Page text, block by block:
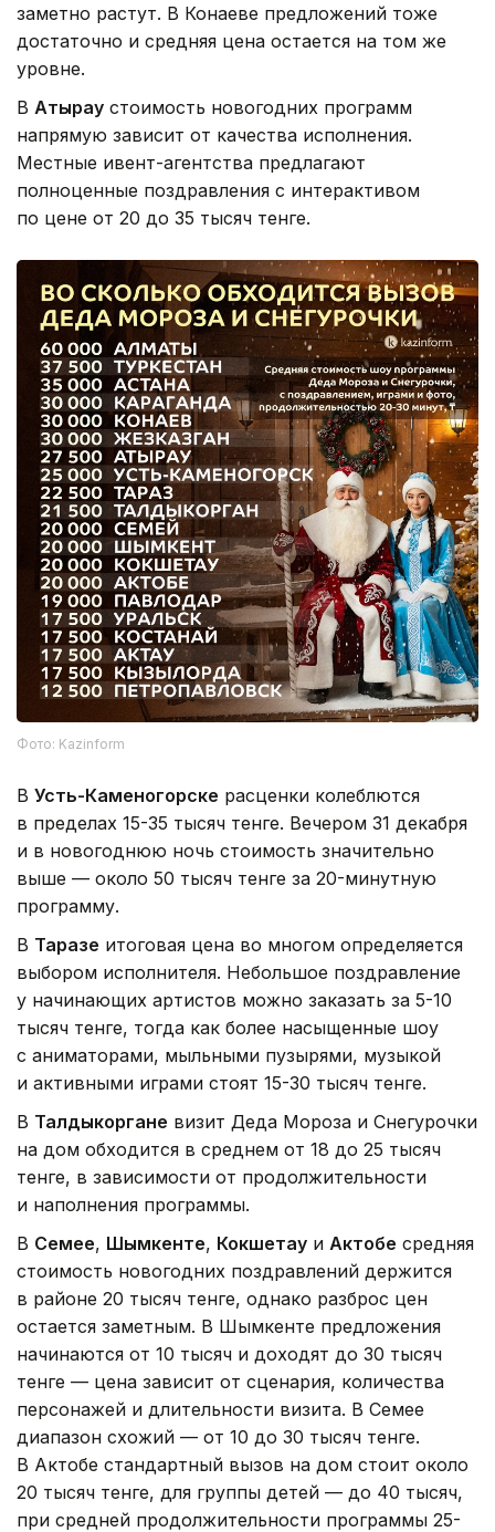
заметно растут. В Конаеве предложений тоже
достаточно и средняя цена остается на том же
уровне.
В Атырау стоимость новогодних программ
напрямую зависит от качества исполнения.
Местные ивент-агентства предлагают
полноценные поздравления с интерактивом
по цене от 20 до 35 тысяч тенге.
Фото: Kazinform
В Усть-Каменогорске расценки колеблются
в пределах 15-35 тысяч тенге. Вечером 31 декабря
и в новогоднюю ночь стоимость значительно
выше — около 50 тысяч тенге за 20-минутную
программу.
В Таразе итоговая цена во многом определяется
выбором исполнителя. Небольшое поздравление
у начинающих артистов можно заказать за 5-10
тысяч тенге, тогда как более насыщенные шоу
с аниматорами, мыльными пузырями, музыкой
и активными играми стоят 15-30 тысяч тенге.
В Талдыкоргане визит Деда Мороза и Снегурочки
на дом обходится в среднем от 18 до 25 тысяч
тенге, в зависимости от продолжительности
и наполнения программы.
В Семее, Шымкенте, Кокшетау и Актобе средняя
стоимость новогодних поздравлений держится
в районе 20 тысяч тенге, однако разброс цен
остается заметным. В Шымкенте предложения
начинаются от 10 тысяч и доходят до 30 тысяч
тенге — цена зависит от сценария, количества
персонажей и длительности визита. В Семее
диапазон схожий — от 10 до 30 тысяч тенге.
В Актобе стандартный вызов на дом стоит около
20 тысяч тенге, для группы детей — до 40 тысяч,
при средней продолжительности программы 25-